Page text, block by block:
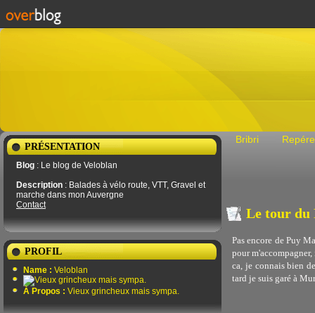
PRÉSENTATION
Blog : Le blog de Veloblan
Description : Balades à vélo route, VTT, Gravel et
marche dans mon Auvergne
Contact
PROFIL
Name : Veloblan
À Propos : Vieux grincheux mais sympa.
Bribri
Le tour du
Pas encore de Puy
pour
ca, je connais bien
tard je suis garé à